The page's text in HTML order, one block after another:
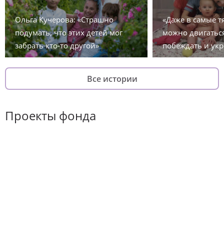
Ольга Кучерова: «Страшно
подумать, что этих детей мог
забрать кто-то другой»
«Даже в самые
можно
побеждать и
Все истории
Проекты фонда